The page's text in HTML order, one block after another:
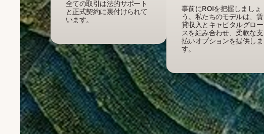
全ての取引は法的サポート
と正式契約に裏付けられて
います。
事前にROIを把握しましょ
う。私たちのモデルは、賃
貸収入とキャピタルグロー
スを組み合わせ、柔軟な支
払いオプションを提供しま
す。